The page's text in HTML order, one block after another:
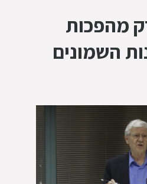
מהפכות
השמונים